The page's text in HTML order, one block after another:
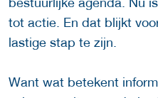
tot actie. En dat blijkt
lastige stap te zijn.
Want wat betekent